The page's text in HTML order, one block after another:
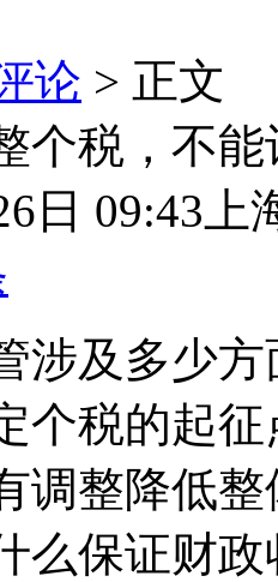
论 > 正文
个税，不
日 09:43
涉及多少
个税的起
调整降低
么保证财